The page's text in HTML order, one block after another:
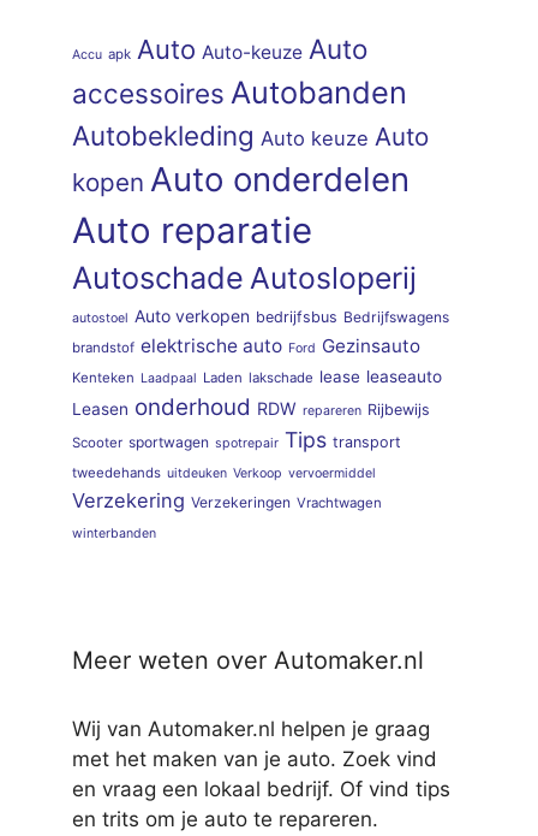
Accu apk Auto Auto-keuze Auto
accessoires Autobanden
Autobekleding Auto keuze Auto
kopen Auto onderdelen
Auto reparatie
Autoschade Autosloperij
autostoel Auto verkopen bedrijfsbus Bedrijfswagens
brandstof elektrische auto Ford Gezinsauto
Kenteken Laadpaal Laden lakschade lease leaseauto
Leasen onderhoud RDW repareren Rijbewijs
Scooter sportwagen spotrepair Tips transport
tweedehands uitdeuken Verkoop vervoermiddel
Verzekering Verzekeringen Vrachtwagen
winterbanden
Meer weten over Automaker.nl
Wij van Automaker.nl helpen je graag
met het maken van je auto. Zoek vind
en vraag een lokaal bedrijf. Of vind tips
en trits om je auto te repareren.